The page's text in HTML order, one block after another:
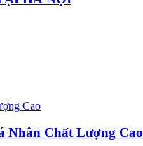
Nhân Chất Lượng Cao